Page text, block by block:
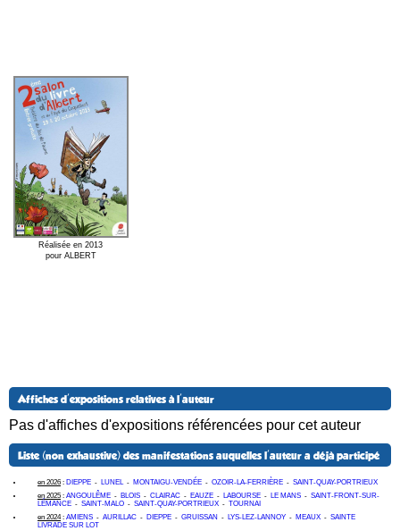
Réalisée en 2013
pour ALBERT
Affiches d'expositions relatives à l'auteur
Pas d'affiches d'expositions référencées pour cet auteur
Liste (non exhaustive) des manifestations auquelles l'auteur a déjà participé
en 2026 : DIEPPE - LUNEL- MONTAIGU-VENDÉE - OZOIR-LA-FERRIÈRE - SAINT-QUAY-PORTRIEUX
en 2025 : ANGOULÊME - BLOIS - CLAIRAC - EAUZE - LABOURSE - LE MANS - SAINT-FRONT-SUR-
LÉMANCE - SAINT-MALO - SAINT-QUAY-PORTRIEUX - TOURNAI
en 2024: AMIENS - AURILLAC - DIEPPE - GRUISSAN - LYS-LEZ-LANNOY - MEAUX - SAINTE
LIVRADE SUR LOT